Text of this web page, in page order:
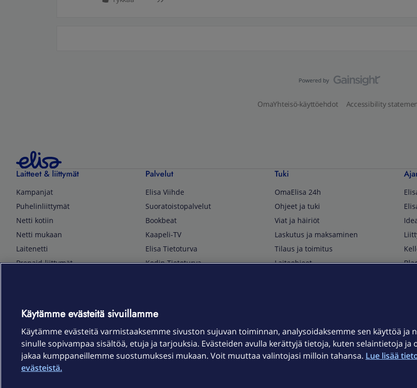
OmaYhteisö-käyttöehdot Accessibility
Laitteet & liittymät
Kampanjat
Puhelinliittymät
Netti kotiin
Netti mukaan
Laitenetti
Prepaid-liittymät
TV & audio
Kodinkoneet
Kamerat ja dronet
Kellot ja rannekkeet
Palvelut
Elisa Viihde
Suoratoistopalvelut
Bookbeat
Kaapeli-TV
Elisa Tietoturva
Kodin Tietoturva
Elisa Kotiverkko
Elisa Pilvilinna
Elisa Laiteturva
Elisa Rinnakkaisliittymät
Tuki
OmaElisa 24h
Ohjeet ja tuki
Viat ja häiriöt
Laskutus ja maksaminen
Tilaus ja toimitus
Laiteohjeet
Kuuluvuuskartta
Asiakastiedotteet
OmaElisa-sovellus
Käytämme evästeitä sivuillamme
Käytämme evästeitä varmistaaksemme sivuston sujuvan toiminnan, analysoidaksemme sen käyttöä ja
sinulle sopivampaa sisältöä, etuja ja tarjouksia. Evästeiden avulla kerättyjä tietoja, kuten selaintietoja ja
jakaa kumppaneillemme suostumuksesi mukaan. Voit muuttaa valintojasi milloin tahansa. Lue lisää
evästeistä.